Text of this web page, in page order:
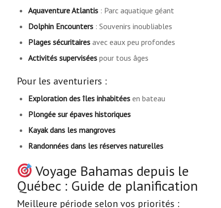
Aquaventure Atlantis: Parc aquatique géant
Dolphin Encounters: Souvenirs inoubliables
Plages sécuritairesavec eaux peu profondes
Activités superviséespour tous âges
Pour les aventuriers :
Exploration des îles inhabitéesen bateau
Plongée sur épaves historiques
Kayak dans les mangroves
Randonnées dans les réserves naturelles
Voyage Bahamas depuis le
Québec : Guide de planification
Meilleure période selon vos priorités :